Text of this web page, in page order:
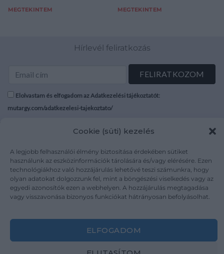
Cookie (süti) kezelés
A legjobb felhasználói élmény biztosítása érdekében sütiket
használunk az eszközinformációk tárolására és/vagy elérésére. Ezen
technológiákhoz való hozzájárulás lehetővé teszi számunkra, hogy
olyan adatokat dolgozzunk fel, mint a böngészési viselkedés vagy az
egyedi azonosítók ezen a webhelyen. A hozzájárulás megtagadása
vagy visszavonása bizonyos funkciókat hátrányosan befolyásolhat.
ELFOGADOM
MEGTEKINTEM
világháborús ezüst kitün
MEGTEKINTEM
Hírlevél feliratkozás
Elolvastam és elfogadom az Adatkezelési tájékoztatót:
mutargy.com/adatkezelesi-tajekoztato/
Karrier
Kapcsolat
Áraink
Adatvédelem
Impresszum